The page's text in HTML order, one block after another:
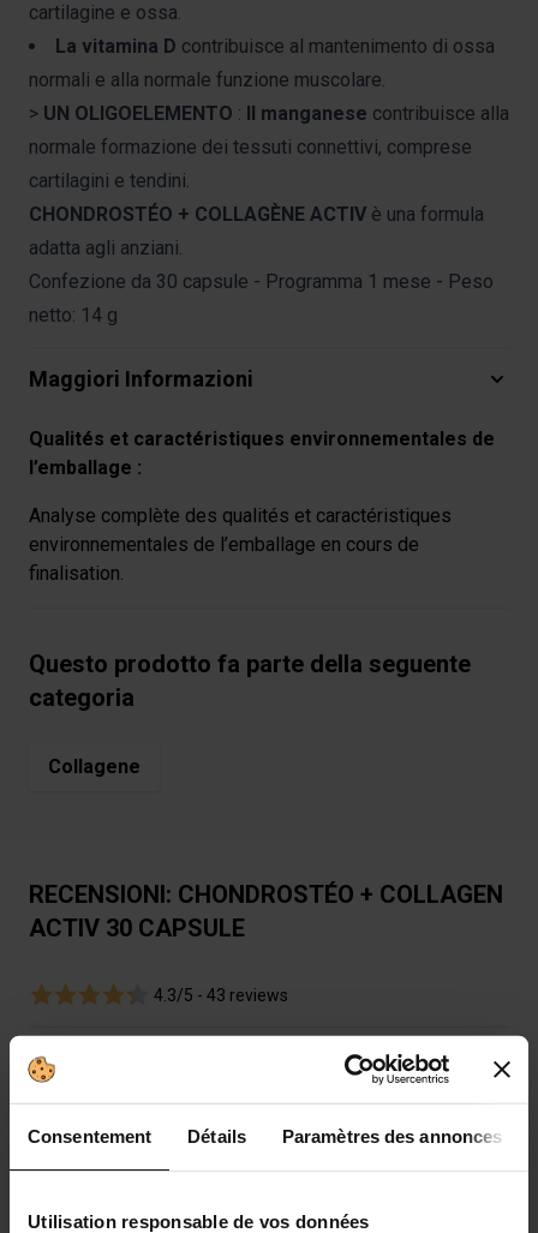
Consentement Détails Paramètres des annonces
Utilisation responsable de vos données
cartilagine e ossa.
La vitamina D contribuisce al mantenimento di ossa
normali e alla normale funzione muscolare.
> UN OLIGOELEMENTO : Il manganese contribuisce alla
normale formazione dei tessuti connettivi, comprese
cartilagini e tendini.
CHONDROSTÉO + COLLAGÈNE ACTIV è una formula
adatta agli anziani.
Confezione da 30 capsule - Programma 1 mese - Peso
netto: 14 g
Maggiori Informazioni
Qualités et caractéristiques environnementales de
l’emballage :
Analyse complète des qualités et caractéristiques
environnementales de l’emballage en cours de
finalisation.
Questo prodotto fa parte della seguente
categoria
Collagene
RECENSIONI: CHONDROSTÉO + COLLAGEN
ACTIV 30 CAPSULE
4.3/5 - 43 reviews
Elenco recensioni
4.3